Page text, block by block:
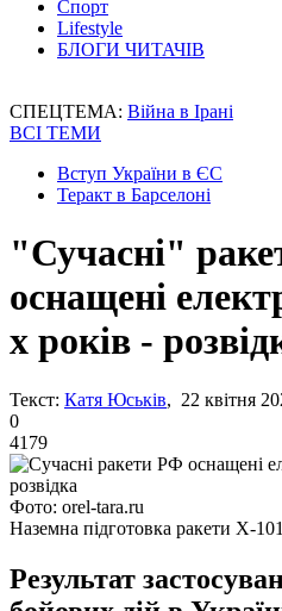
Спорт
Lifestyle
БЛОГИ ЧИТАЧІВ
СПЕЦТЕМА: Війна в Ірані
ВСІ ТЕМИ
Вступ України в ЄС
Теракт в Барселоні
"Сучасні"
оснащені
х років -
Текст: Катя Юськів, 22 квітня
0
4179
Фото: orel-tara.ru
Наземна підготовка ракети Х-101
Результат